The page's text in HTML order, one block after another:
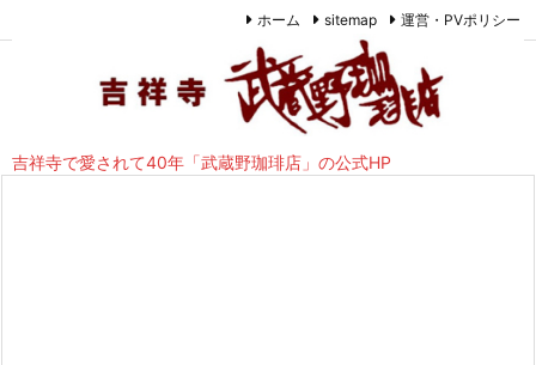
ホーム sitemap 運営・PVポリシー
吉祥寺で愛されて40年「武蔵野珈琲店」の公式HP